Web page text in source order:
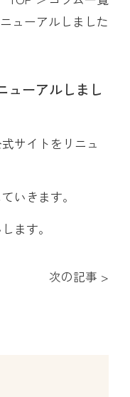
ューアルしました
ューアルしまし
サイトをリニュ
いきます。
ます。
次の記事 >